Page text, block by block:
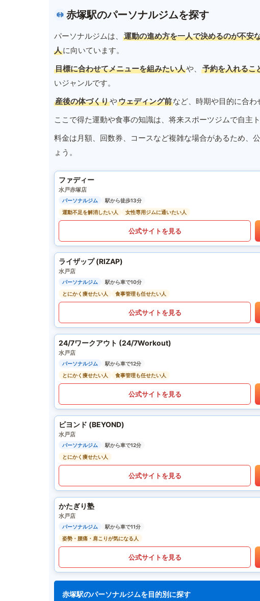
赤塚駅のパーソナルジムを探す
パーソナルジムは、 運動の進め方を一人で決めるのが不安
人に向いています。
目標に合わせてメニューを組みたい人や、 予約を入れるこ
いジャンルです。
産後の体づくりやウェディング前など、時期や目的に合わ
ここで得た運動や食事の知識は、将来スポーツジムで自主
料金は月額、回数券、コースなど複雑な場合があるため、
ょう。
ファディー
水戸赤塚店
パーソナルジム
駅から徒歩13分
運動不足を解消したい人
女性専用ジムに通いたい人
公式サイトを見る
ライザップ (RIZAP)
水戸店
パーソナルジム
駅から車で10分
とにかく痩せたい人
食事管理も任せたい人
公式サイトを見る
24/7ワークアウト (24/7Workout)
水戸店
パーソナルジム
駅から車で12分
とにかく痩せたい人
食事管理も任せたい人
公式サイトを見る
ビヨンド (BEYOND)
水戸店
パーソナルジム
駅から車で12分
とにかく痩せたい人
公式サイトを見る
かたぎり塾
水戸店
パーソナルジム
駅から車で11分
姿勢・腰痛・肩こりが気になる人
公式サイトを見る
赤塚駅のパーソナルジムを目的別に探す